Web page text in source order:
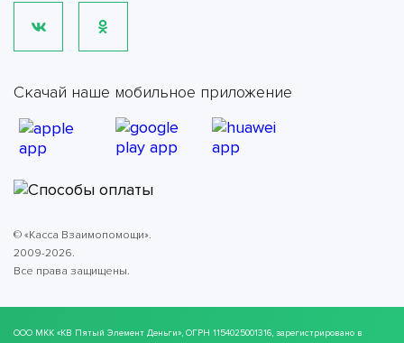
Скачай наше мобильное приложение
© «Касса Взаимопомощи».
2009-2026.
Все права защищены.
ООО МКК «КВ Пятый Элемент Деньги», ОГРН 1154025001316, зарегистрировано в